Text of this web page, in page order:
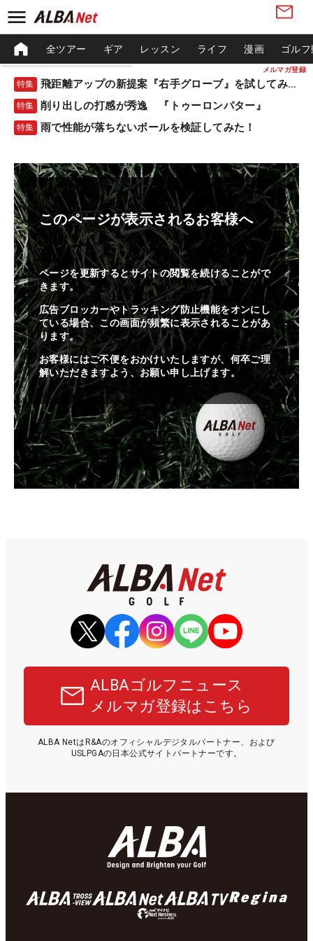
メルマガ登録
全ツアー ギア レッスン ライフ 漫画 ゴル
特集 飛距離アップの新提案『右手グローブ』を試してみた！
特集 削り出しの打感が秀逸 『トゥーロンパター』
特集 雨で性能が落ちないボールを検証してみた！
このページが表示されるお客様へ
ページを更新するとサイトの閲覧を続けることがで
きます。
広告ブロッカーやトラッキング防止機能をオンにし
ている場合、この画面が頻繁に表示されることがあ
ります。
お客様にはご不便をおかけいたしますが、何卒ご理
解いただきますよう、お願い申し上げます。
ALBAゴルフニュース
メルマガ登録はこちら
ALBA NetはR&Aのオフィシャルデジタルパートナー、および
USLPGAの日本公式サイトパートナーです。